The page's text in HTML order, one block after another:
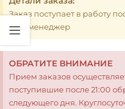
Заказ поступает в работу
наш менеджер
ОБРАТИТЕ ВНИМАНИЕ
Прием заказов
поступившие после 21:00
следующего дня.